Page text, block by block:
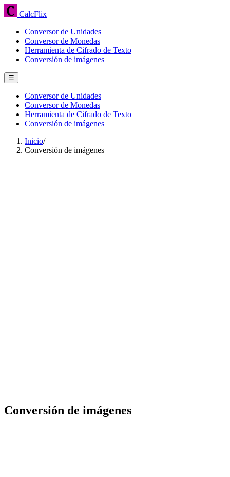
CalcFlix
Conversor de Unidades
Conversor de Monedas
Herramienta de Cifrado de Texto
Conversión de imágenes
☰
Conversor de Unidades
Conversor de Monedas
Herramienta de Cifrado de Texto
Conversión de imágenes
Inicio/
Conversión de imágenes
Conversión de imágenes